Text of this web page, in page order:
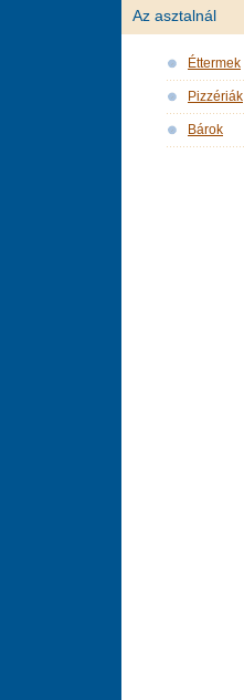
Az asztalnál
Éttermek
Pizzériák
Bárok